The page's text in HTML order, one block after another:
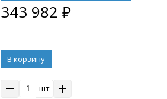
343 982 ₽
В корзину
шт